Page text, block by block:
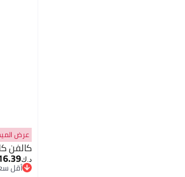
عرض
كالفن
د.ك‏
أقل سعر